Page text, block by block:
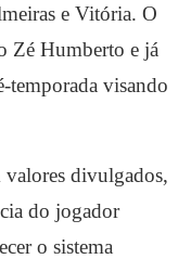
e Vitória. O
Zé Humberto e já
temporada visando
valores divulgados,
do jogador
o sistema